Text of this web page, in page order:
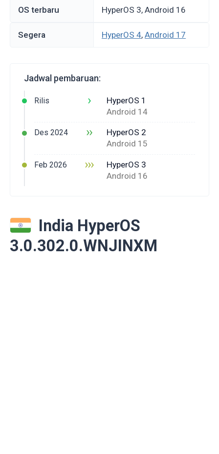
OS terbaru HyperOS 3, Android 16
Segera HyperOS 4, Android 17
Jadwal pembaruan:
Rilis ›
HyperOS 1
Android 14
Des 2024 ››
HyperOS 2
Android 15
Feb 2026 ›››
HyperOS 3
Android 16
India HyperOS
3.0.302.0.WNJINXM